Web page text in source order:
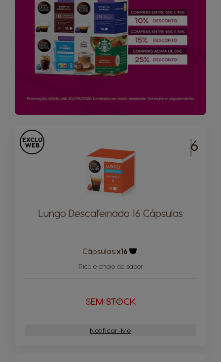
EXCLU
WEB INTENSIDADE6
Lungo Descafeinado 16 Cápsulas
Cápsulas:x16
Rico e cheio de sabor
0,44€/un
SEM STOCK
Notificar-Me